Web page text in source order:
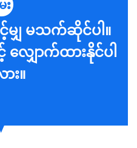
း
ျှ မသက်ဆိုင်ပါ။
လျှောက်ထားနိုင်ပါ
း။